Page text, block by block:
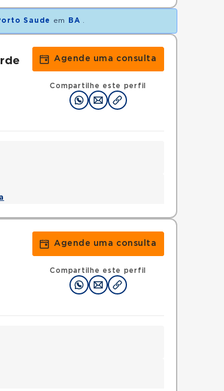
Saude em BA
Agende uma consulta
Compartilhe este perfil
Agende uma consulta
Compartilhe este perfil